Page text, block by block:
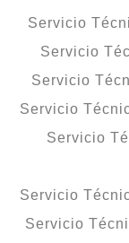
Servicio
Servicio
Servicio
Servicio
Servicio
Servicio
Servicio